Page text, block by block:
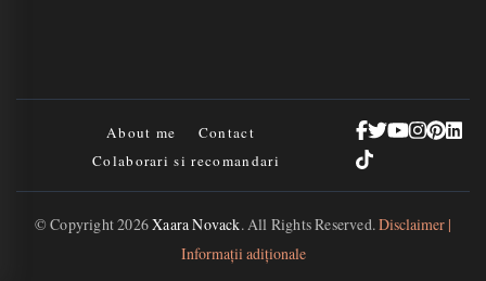
About me
Contact
Colaborari si recomandari
© Copyright 2026Xaara Novack. All Rights Reserved.Disclaimer |
Informații adiționale